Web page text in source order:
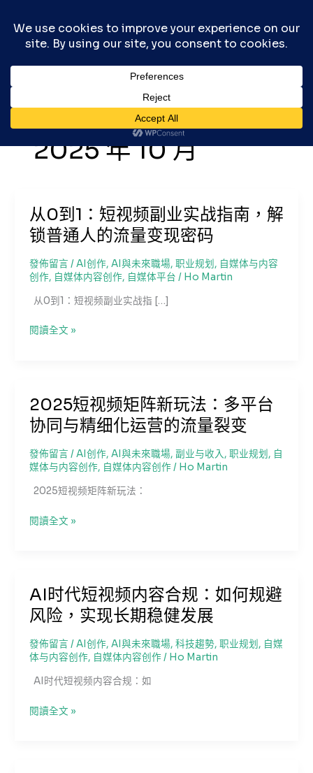
2025 年 10 月
从0到1：短视频副业实战指南，解
锁普通人的流量变现密码
發佈留言 /AI创作, AI與未來職場, 职业规划 , 自媒体与内容
创作, 自媒体内容创作, 自媒体平台 / Ho Martin
从0到1：短视频副业实战指 […]
从
视
频
副
业
实
战
南，
解
人
的
流
量
变
密
閱讀全文 »
2025短视频矩阵新玩法：多平台
协同与精细化运营的流量裂变
發佈留言 /AI创作, AI與未來職場, 副业与收入, 职业规划 , 自
媒体与内容创作, 自媒体内容创作/ Ho Martin
2025短视频矩阵新玩法：
2025
阵
新
法：
多
平
协
閱讀全文 »
AI时代短视频内容合规：如何规避
风险，实现长期稳健发展
發佈留言 / AI创作, AI與未來職場, 科技趨勢, 职业规划 , 自媒
体与内容创作, 自媒体内容创作/ Ho Martin
AI时代短视频内容合规：如
AI
閱讀全文 »